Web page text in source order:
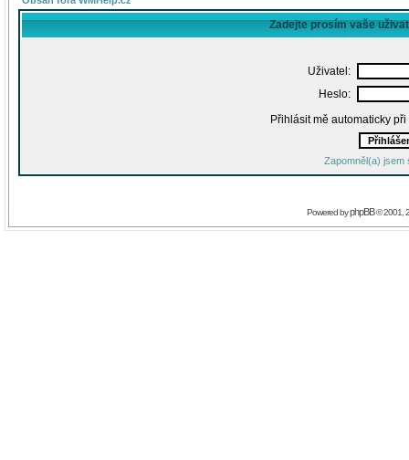
Zadejte prosím vaše
Uživatel:
Heslo:
Přihlásit mě automaticky
Zapomněl(a) jsem
Powered byphpBB© 2001,